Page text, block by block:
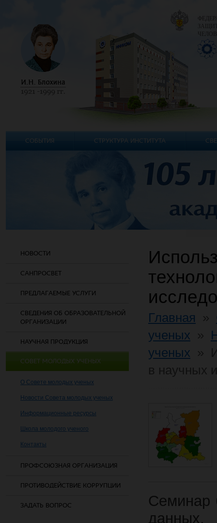
НОВОСТИ
САНПРОСВЕТ
ПРЕДЛАГАЕМЫЕ УСЛУГИ
СВЕДЕНИЯ ОБ ОБРАЗОВАТЕЛЬНОЙ
ОРГАНИЗАЦИИ
НАУЧНАЯ ПРОДУКЦИЯ
СОВЕТ МОЛОДЫХ УЧЕНЫХ
О Совете молодых ученых
Новости Совета молодых ученых
Информационные ресурсы
Школа молодого ученого
Контакты
ПРОФСОЮЗНАЯ ОРГАНИЗАЦИЯ
ПРОТИВОДЕЙСТВИЕ КОРРУПЦИИ
ЗАДАТЬ ВОПРОС
Главная
ученых
ученых
Семинар
данных,
СОБЫТИЯ СТРУКТУРА ИНСТИТУТА